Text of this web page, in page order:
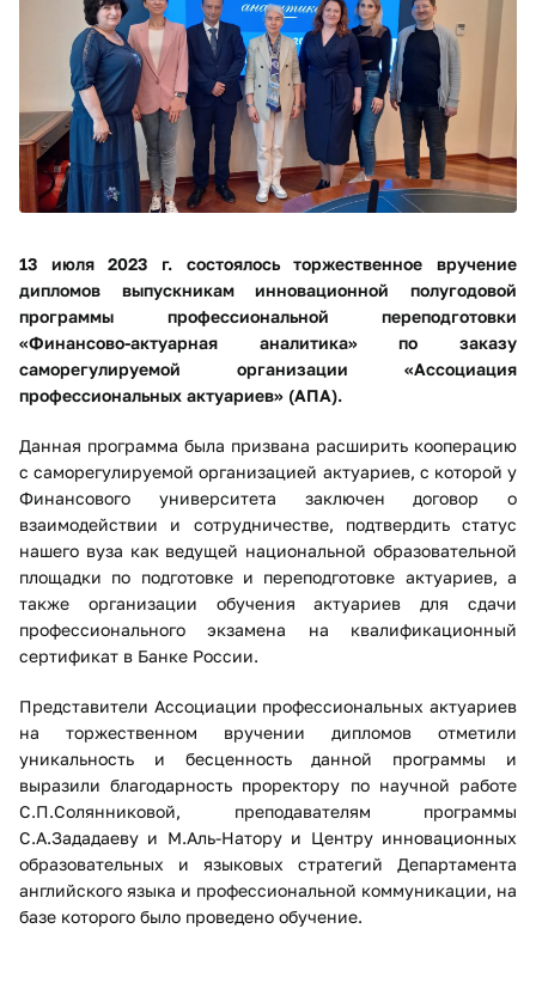
13 июля 2023 г. состоялось торжественное вручение
дипломов выпускникам инновационной полугодовой
программы профессиональной переподготовки
«Финансово-актуарная аналитика» по заказу
саморегулируемой организации «Ассоциация
профессиональных актуариев» (АПА).
Данная программа была призвана расширить кооперацию
с​ саморегулируемой организацией актуариев, с которой у
Финансового университета заключен договор о
взаимодействии и сотрудничестве, подтвердить статус
нашего вуза как ведущей национальной образовательной
площадки по подготовке и переподготовке актуариев, а
также организации обучения актуариев для сдачи
профессионального экзамена на квалификационный
сертификат в Банке России.
Представители Ассоциации профессиональных актуариев
на торжественном вручении дипломов отметили
уникальность и бесценность данной программы и
выразили благодарность проректору по научной работе
С.П.Солянниковой, преподавателям программы
С.А.Зададаеву и М.Аль-Натору и Центру инновационных
образовательных и языковых стратегий Департамента
английского языка и профессиональной коммуникации, на
базе которого было проведено обучение.